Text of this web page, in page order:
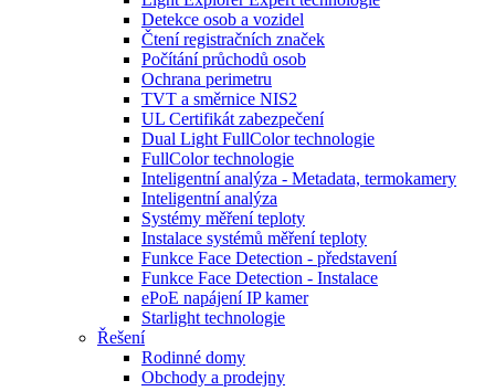
Detekce osob a vozidel
Čtení registračních značek
Počítání průchodů osob
Ochrana perimetru
TVT a směrnice NIS2
UL Certifikát zabezpečení
Dual Light FullColor technologie
FullColor technologie
Inteligentní analýza - Metadata, termokamery
Inteligentní analýza
Systémy měření teploty
Instalace systémů měření teploty
Funkce Face Detection - představení
Funkce Face Detection - Instalace
ePoE napájení IP kamer
Starlight technologie
Řešení
Rodinné domy
Obchody a prodejny